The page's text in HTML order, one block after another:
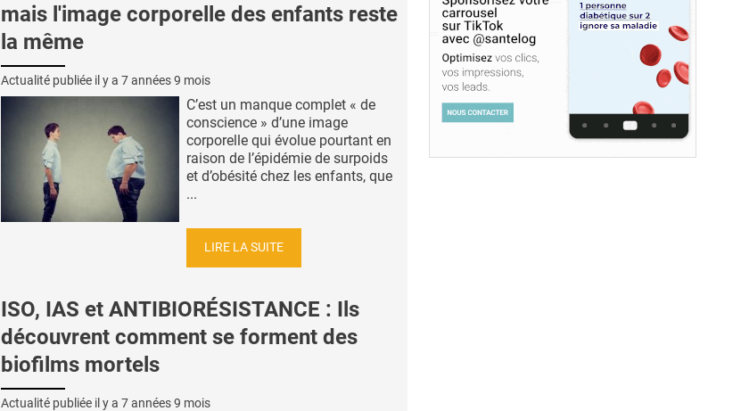
mais l'image corporelle des enfants reste
la même
Actualité publiée il y a 7 années 9 mois
C’est un manque complet « de
conscience » d’une image
corporelle qui évolue pourtant en
raison de l’épidémie de surpoids
et d’obésité chez les enfants, que
...
LIRE LA SUITE
ISO, IAS et ANTIBIORÉSISTANCE : Ils
découvrent comment se forment des
biofilms mortels
Actualité publiée il y a 7 années 9 mois